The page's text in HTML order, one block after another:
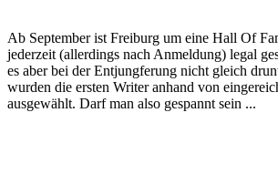
Ab September ist Freiburg um eine Hall Of
jederzeit (allerdings nach Anmeldung) legal
es aber bei der Entjungferung nicht gleich
wurden die ersten Writeranhand von
ausgewählt. Darf man also gespannt sein ...